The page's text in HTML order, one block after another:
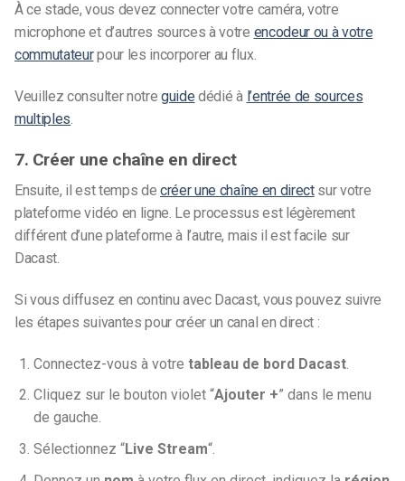
À ce stade, vous devez connecter votre caméra, votre
microphone et d’autres sources à votre encodeur ou à votre
commutateurpour les incorporer au flux.
Veuillez consulter notre guide dédié à l’entrée de sources
multiples.
7. Créer une chaîne en direct
Ensuite, il est temps de créer une chaîne en directsur votre
plateforme vidéo en ligne. Le processus est légèrement
différent d’une plateforme à l’autre, mais il est facile sur
Dacast.
Si vous diffusez en continu avec Dacast, vous pouvez suivre
les étapes suivantes pour créer un canal en direct :
Connectez-vous à votre tableau de bord Dacast.
Cliquez sur le bouton violet “Ajouter +” dans le menu
de gauche.
Sélectionnez “Live Stream“.